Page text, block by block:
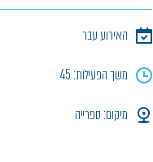
האירוע עבר
משך הפעילות: 45
מיקום: ספרייה